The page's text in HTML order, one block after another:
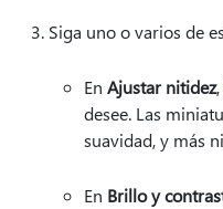
Siga uno o varios de
En Ajustar nitidez
desee. Las
suavidad, y más
En Brillo y